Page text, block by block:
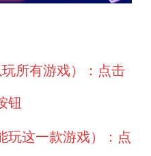
所有游戏）：点击
钮
玩这一款游戏）：点